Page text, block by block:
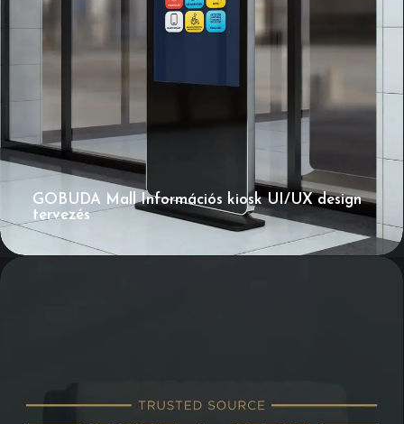
GOBUDA Mall Információs kiosk UI/UX design
tervezés